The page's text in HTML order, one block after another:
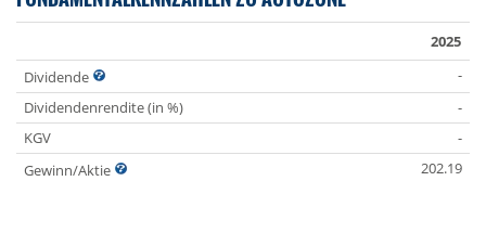
2025
Dividende
-
Dividendenrendite (in %)
-
KGV
-
Gewinn/Aktie
202.19